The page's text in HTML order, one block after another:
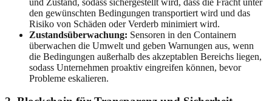
den gewünschten Bedingungen transportiert wird und das
Risiko von Schäden oder Verderb minimiert wird.
Zustandsüberwachung: Sensoren in den Containern
überwachen die Umwelt und geben Warnungen aus, wenn
die Bedingungen außerhalb des akzeptablen Bereichs liegen,
sodass Unternehmen proaktiv eingreifen können, bevor
Probleme eskalieren.